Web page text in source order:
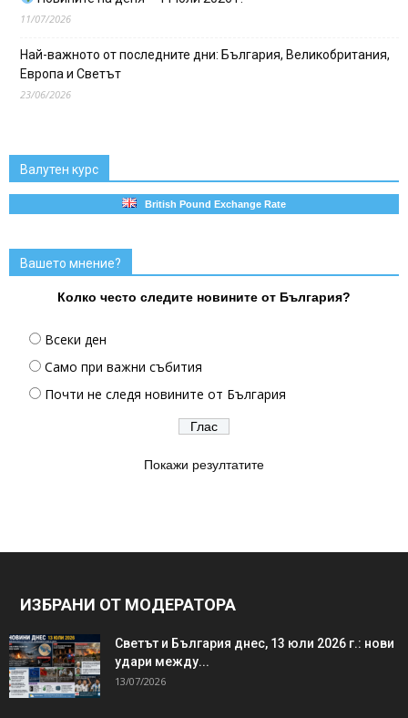
11/07/2026
Най-важното от последните дни: България, Великобритания,
Европа и Светът
23/06/2026
Валутен курс
British Pound Exchange Rate
Вашето мнение?
Колко често следите новините от България?
Всеки ден
Само при важни събития
Почти не следя новините от България
Покажи резултатите
ИЗБРАНИ ОТ МОДЕРАТОРА
Светът и България днес, 13 юли 2026 г.: нови
удари между...
13/07/2026